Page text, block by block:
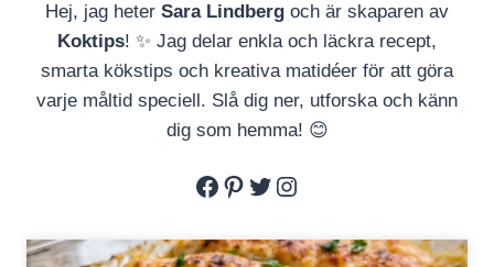
Hej, jag heter Sara Lindberg och är skaparen av
Koktips! ✨ Jag delar enkla och läckra recept,
smarta kökstips och kreativa matidéer för att göra
varje måltid speciell. Slå dig ner, utforska och känn
dig som hemma! 😊
Facebook
Pinterest
Twitter
Instagram